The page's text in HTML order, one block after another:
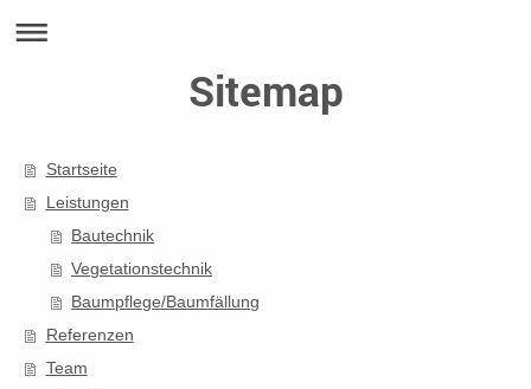
Sitemap
Startseite
Leistungen
Bautechnik
Vegetationstechnik
Baumpflege/Baumfällung
Referenzen
Team